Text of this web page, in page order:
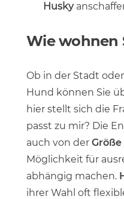
Husky
Wie wohnen
Ob in der Stadt
Hund können Sie
hier stellt sich die
passt zu mir? Die
auch von der
Möglichkeit für
abhängig machen.
ihrer Wahl oft